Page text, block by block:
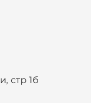
стр 1б